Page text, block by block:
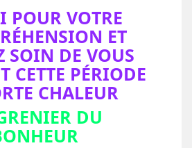
POUR VOTRE
ET
SOIN DE VOUS
CETTE PÉRIODE
CHALEUR
DU